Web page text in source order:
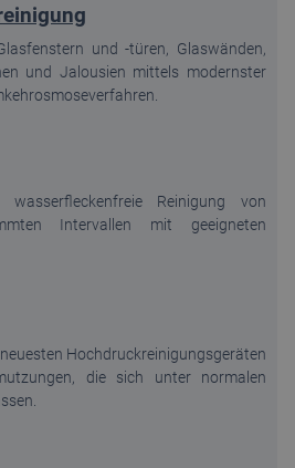
und -türen, Glaswänden,
und Jalousien mittels modernster
Reinigung von
Intervallen mit geeigneten
Hochdruckreinigungsgeräten
die sich unter normalen